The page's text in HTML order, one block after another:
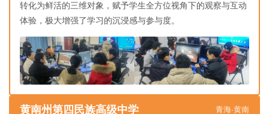
转化为鲜活的三维对象，赋予学生全方位视角下的观察与互动
体验，极大增强了学习的沉浸感与参与度。
黄南州第四民族高级中学 青海·黄南